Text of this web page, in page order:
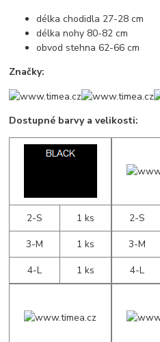
délka chodidla 27-28 cm
délka nohy 80-82 cm
obvod stehna 62-66 cm
Značky:
Dostupné barvy a velikosti:
2-S
1 ks
3-M
1 ks
4-L
1 ks
2-S
3-M
4-L